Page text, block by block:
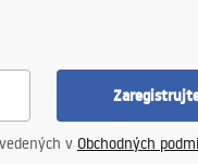
v Obchodných